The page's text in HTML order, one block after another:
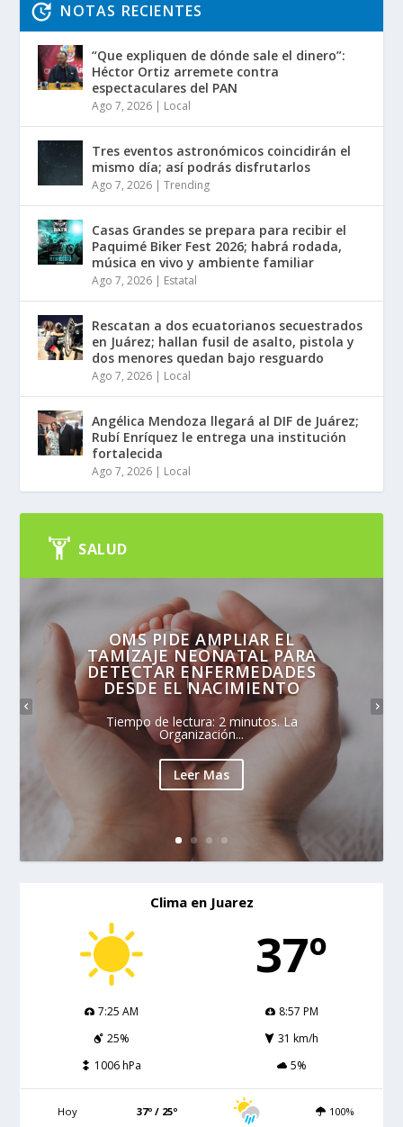
NOTAS RECIENTES
“Que expliquen de dónde sale el dinero”:
Héctor Ortiz arremete contra
espectaculares del PAN
Ago 7, 2026 | Local
Tres eventos astronómicos coincidirán el
mismo día; así podrás disfrutarlos
Ago 7, 2026 |Trending
Casas Grandes se prepara para recibir el
Paquimé Biker Fest 2026; habrá rodada,
música en vivo y ambiente familiar
Ago 7, 2026 | Estatal
Rescatan a dos ecuatorianos secuestrados
en Juárez; hallan fusil de asalto, pistola y
dos menores quedan bajo resguardo
Ago 7, 2026 | Local
Angélica Mendoza llegará al DIF de Juárez;
Rubí Enríquez le entrega una institución
fortalecida
Ago 7, 2026 | Local
SALUD
OMS PIDE AMPLIAR EL
TAMIZAJE NEONATAL PARA
DETECTAR ENFERMEDADES
DESDE EL NACIMIENTO
Tiempo de lectura: 2 minutos. La
Organización...
Leer Mas
Clima en Juarez
37º
7:25 AM
8:57 PM
25%
31 km/h
1006 hPa
5%
Hoy 37º / 25º 100%